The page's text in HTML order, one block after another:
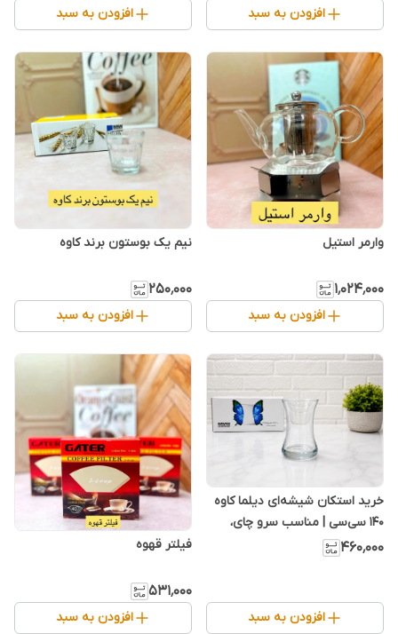
افزودن به سبد افزودن به سبد
وارمر استیل
۱٬۰۲۴٬۰۰۰
افزودن به سبد
نیم یک بوستون برند کاوه
۲۵۰٬۰۰۰
افزودن به سبد
خرید استکان شیشه‌ای دیلما کاوه
۱۴۰ سی‌سی | مناسب سرو چای،
دمنوش و کافی‌شاپ
۴۶۰٬۰۰۰
افزودن به سبد
فیلتر قهوه
۵۳۱٬۰۰۰
افزودن به سبد